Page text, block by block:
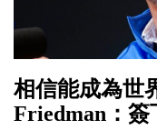
相信能成為世
Friedman：簽